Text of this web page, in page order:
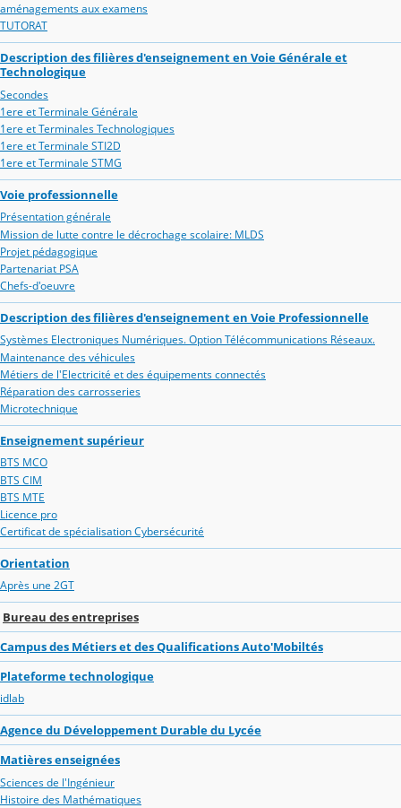
aménagements aux examens
TUTORAT
Description des filières d'enseignement en Voie Générale et
Technologique
Secondes
1ere et Terminale Générale
1ere et Terminales Technologiques
1ere et Terminale STI2D
1ere et Terminale STMG
Voie professionnelle
Présentation générale
Mission de lutte contre le décrochage scolaire: MLDS
Projet pédagogique
Partenariat PSA
Chefs-d'oeuvre
Description des filières d'enseignement en Voie Professionnelle
Systèmes Electroniques Numériques. Option Télécommunications Réseaux.
Maintenance des véhicules
Métiers de l'Electricité et des équipements connectés
Réparation des carrosseries
Microtechnique
Enseignement supérieur
BTS MCO
BTS CIM
BTS MTE
Licence pro
Certificat de spécialisation Cybersécurité
Orientation
Après une 2GT
Bureau des entreprises
Campus des Métiers et des Qualifications Auto'Mobiltés
Plateforme technologique
idlab
Agence du Développement Durable du Lycée
Matières enseignées
Sciences de l'Ingénieur
Histoire des Mathématiques